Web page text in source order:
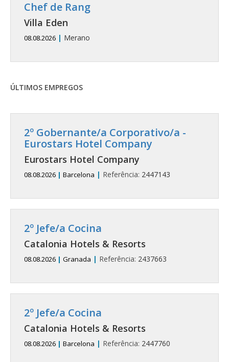
Chef de Rang
Villa Eden
08.08.2026 | Merano
ÚLTIMOS EMPREGOS
2º Gobernante/a Corporativo/a -
Eurostars Hotel Company
Eurostars Hotel Company
08.08.2026 | Barcelona | Referência: 2447143
2º Jefe/a Cocina
Catalonia Hotels & Resorts
08.08.2026 | Granada | Referência: 2437663
2º Jefe/a Cocina
Catalonia Hotels & Resorts
08.08.2026 | Barcelona | Referência: 2447760